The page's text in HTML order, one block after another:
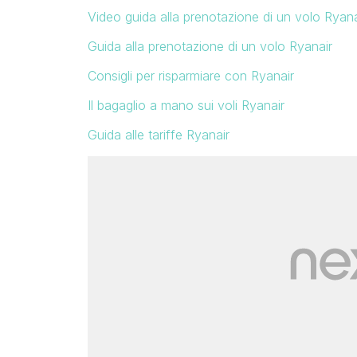
Video guida alla prenotazione di un volo
Guida alla prenotazione di un volo Ryanair
Consigli per risparmiare con Ryanair
Il bagaglio a mano sui voli Ryanair
Guida alle tariffe Ryanair